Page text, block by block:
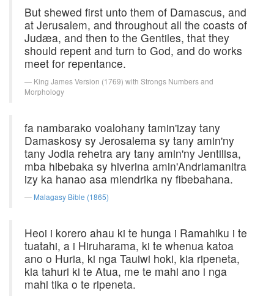
But shewed first unto them of Damascus, and
at Jerusalem, and throughout all the coasts of
Judæa, and then to the Gentiles, that they
should repent and turn to God, and do works
meet for repentance.
King James Version (1769) with Strongs Numbers and
Morphology
fa nambarako voalohany tamin'izay tany
Damaskosy sy Jerosalema sy tany amin'ny
tany Jodia rehetra ary tany amin'ny Jentilisa,
mba hibebaka sy hiverina amin'Andriamanitra
izy ka hanao asa miendrika ny fibebahana.
Malagasy Bible (1865)
Heoi i korero ahau ki te hunga i Ramahiku i te
tuatahi, a i Hiruharama, ki te whenua katoa
ano o Huria, ki nga Tauiwi hoki, kia ripeneta,
kia tahuri ki te Atua, me te mahi ano i nga
mahi tika o te ripeneta.